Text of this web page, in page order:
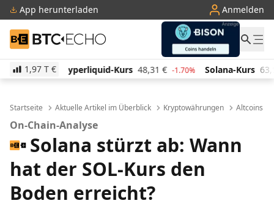
App herunterladen Anmelden
BTC-ECHO
1,97 T €
Kurs 48,31 € -1.70% Solana-Kurs 63,58 € -0.10% TRON-
Startseite Aktuelle Artikel im Überblick Kryptowährungen Altcoins
On-Chain-Analyse
Solana stürzt ab: Wann
hat der SOL-Kurs den
Boden erreicht?